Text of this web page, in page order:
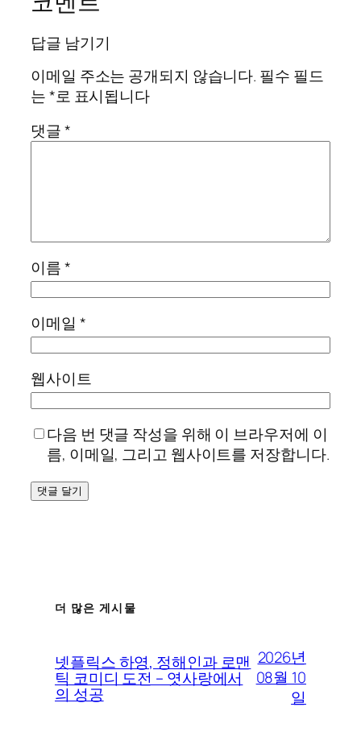
답글 남기기
이메일 주소는 공개되지 않습니다. 필수 필드
는*로 표시됩니다
댓글*
이름*
이메일 *
웹사이트
다음 번 댓글 작성을 위해 이 브라우저에 이
름, 이메일, 그리고 웹사이트를 저장합니다.
더 많은 게시물
넷플릭스 하영, 정해인과 로맨
틱 코미디 도전 – 엿사랑에서
의 성공
2026년
08월 10
일